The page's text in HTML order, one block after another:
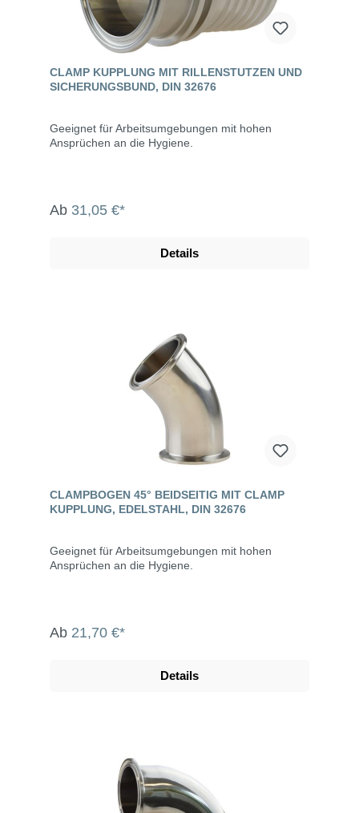
CLAMP KUPPLUNG MIT RILLENSTUTZEN UND
SICHERUNGSBUND, DIN 32676
Geeignet für Arbeitsumgebungen mit hohen
Ansprüchen an die Hygiene.
Ab 31,05 €*
Details
CLAMPBOGEN 45° BEIDSEITIG MIT CLAMP
KUPPLUNG, EDELSTAHL, DIN 32676
Geeignet für Arbeitsumgebungen mit hohen
Ansprüchen an die Hygiene.
Ab 21,70 €*
Details